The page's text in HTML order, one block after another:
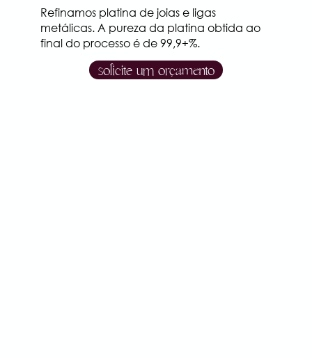
Refinamos platina de joias e ligas
metálicas. A pureza da platina obtida ao
final do processo é de 99,9+%.
solicite um orçamento